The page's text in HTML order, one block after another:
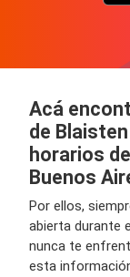
Acá
de
horarios
Buenos
Por ellos,
abierta durante
nunca te
esta